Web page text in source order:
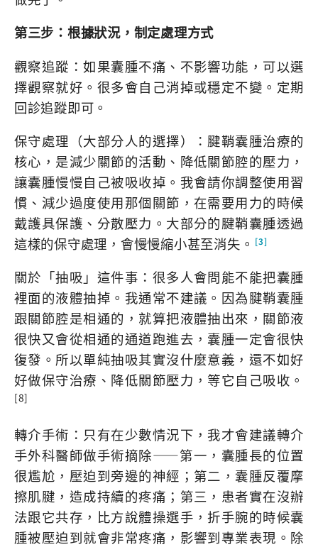
第三步：根據狀況，制定處理方式
觀察追蹤：如果囊腫不痛、不影響功能，可以選
擇觀察就好。很多會自己消掉或穩定不變。定期
回診追蹤即可。
保守處理（大部分人的選擇）：腱鞘囊腫治療的
核心，是減少關節的活動、降低關節腔的壓力，
讓囊腫慢慢自己被吸收掉。我會請你調整使用習
慣、減少過度使用那個關節，在需要用力的時候
戴護具保護、分散壓力。大部分的腱鞘囊腫透過
這樣的保守處理，會慢慢縮小甚至消失。 [3]
關於「抽吸」這件事：很多人會問能不能把囊腫
裡面的液體抽掉。我通常不建議。因為腱鞘囊腫
跟關節腔是相通的，就算把液體抽出來，關節液
很快又會從相通的通道跑進去，囊腫一定會很快
復發。所以單純抽吸其實沒什麼意義，還不如好
好做保守治療、降低關節壓力，等它自己吸收。
[8]
轉介手術：只有在少數情況下，我才會建議轉介
手外科醫師做手術摘除——第一，囊腫長的位置
很尷尬，壓迫到旁邊的神經；第二，囊腫反覆摩
擦肌腱，造成持續的疼痛；第三，患者實在沒辦
法跟它共存，比方說體操選手，折手腕的時候囊
腫被壓迫到就會非常疼痛，影響到專業表現。除